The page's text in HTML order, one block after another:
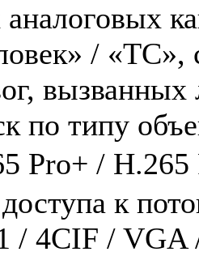
аналоговых
/ «ТС»,
по типу
Pro+ /
к
/ 4CIF / VGA